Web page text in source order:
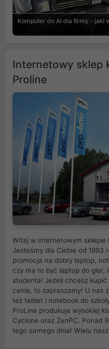
Komputer do AI dla firmy - jaki
Internetowy sklep
Proline
Witaj w internetowym sklepie
Jesteśmy dla Ciebie od 1993
promocja na dobry laptop,
czy ma to być laptop do gier,
studenta! Jeżeli chcesz
cenie, to zapraszamy! U nas
też tablet i notebook do
ProLine produkuje wysokiej
Cyclone oraz ZenPC. Ponad
tego samego dnia! Wielu